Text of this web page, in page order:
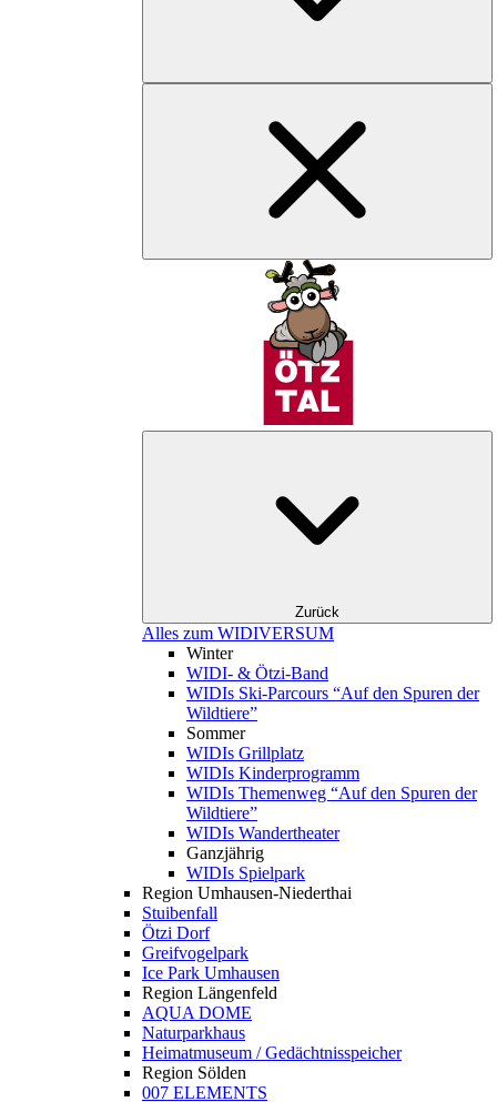
Zurück
Alles zum WIDIVERSUM
Winter
WIDI- & Ötzi-Band
WIDIs Ski-Parcours “Auf den Spuren der
Wildtiere”
Sommer
WIDIs Grillplatz
WIDIs Kinderprogramm
WIDIs Themenweg “Auf den Spuren der
Wildtiere”
WIDIs Wandertheater
Ganzjährig
WIDIs Spielpark
Region Umhausen-Niederthai
Stuibenfall
Ötzi Dorf
Greifvogelpark
Ice Park Umhausen
Region Längenfeld
AQUA DOME
Naturparkhaus
Heimatmuseum / Gedächtnisspeicher
Region Sölden
007 ELEMENTS